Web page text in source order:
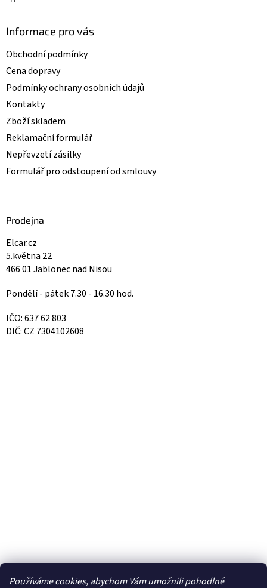
Používáme cookies, abychom Vám umožnili pohodlné
Informace pro vás
Obchodní podmínky
Cena dopravy
Podmínky ochrany osobních údajů
Kontakty
Zboží skladem
Reklamační formulář
Nepřevzetí zásilky
Formulář pro odstoupení od smlouvy
Prodejna
Elcar.cz
5.května 22
466 01 Jablonec nad Nisou
Pondělí - pátek 7.30 - 16.30 hod.
IČO: 637 62 803
DIČ: CZ 7304102608
Facebook